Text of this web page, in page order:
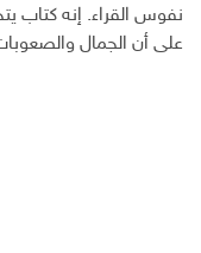
نفوس القراء. إنه كتاب
على أن الجمال